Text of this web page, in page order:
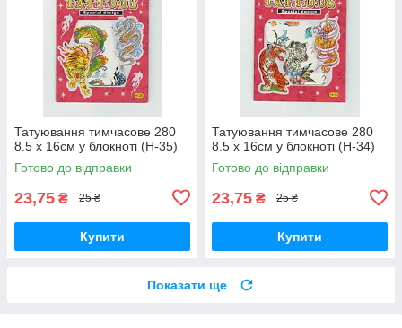
Татуювання тимчасове 280
8.5 х 16см у блокноті (H-35)
Готово до відправки
23,75 ₴ 25 ₴
Купити
Татуювання тимчасове 280
8.5 х 16см у блокноті (H-34)
Готово до відправки
23,75 ₴ 25 ₴
Купити
Показати ще